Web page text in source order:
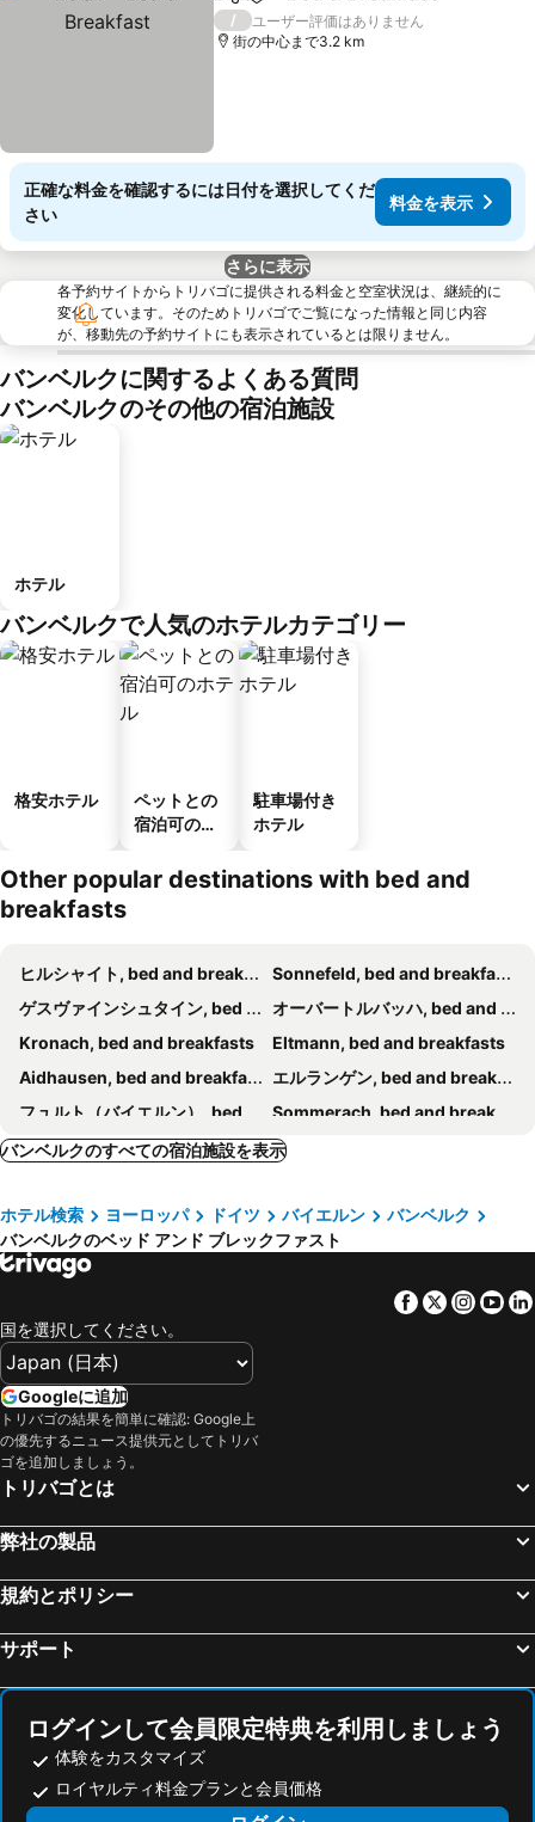
お気に入りに追加
/
ユーザー評価はありません
街の中心まで3.2 km
正確な料金を確認するには日付を選択してくだ
さい
料金を表示
さらに表示
各予約サイトからトリバゴに提供される料金と空室状況は、継続的に
変化しています。そのためトリバゴでご覧になった情報と同じ内容
が、移動先の予約サイトにも表示されているとは限りません。
バンベルクに関するよくある質問
バンベルクのその他の宿泊施設
ホテル
バンベルクで人気のホテルカテゴリー
格安ホテル
ペットとの
宿泊可のホ
駐車場付き
ホテル
Other popular destinations with bed and
breakfasts
ヒルシャイト, bed and breakfasts
Sonnefeld, bed and breakfasts
ゲスヴァインシュタイン, bed and breakfasts
オーバートルバッハ, bed and breakfasts
Kronach, bed and breakfasts
Eltmann, bed and breakfasts
Aidhausen, bed and breakfasts
エルランゲン, bed and breakfasts
フュルト（バイエルン）, bed and breakfasts
Sommerach, bed and breakfasts
Schnaittach, bed and breakfasts
Zeil, bed and breakfasts
Heroldsberg, bed and breakfasts
プリッヒセンシュタット, bed and breakfasts
Simmelsdorf, bed and breakfasts
イプホーフェン, bed and breakfasts
Egloffstein, bed and breakfasts
バンベルクのすべての宿泊施設を表示
ホテル検索 ヨーロッパ ドイツ バイエルン
バンベルク
バンベルクのベッド アンド ブレックファスト
Facebook
Twitter
国を選択してください。
Googleに追加
トリバゴの結果を簡単に確認: Google上
の優先するニュース提供元としてトリバ
ゴを追加しましょう。
トリバゴとは
弊社の製品
規約とポリシー
サポート
ログインして会員限定特典を利用しましょう
体験をカスタマイズ
ロイヤルティ料金プランと会員価格